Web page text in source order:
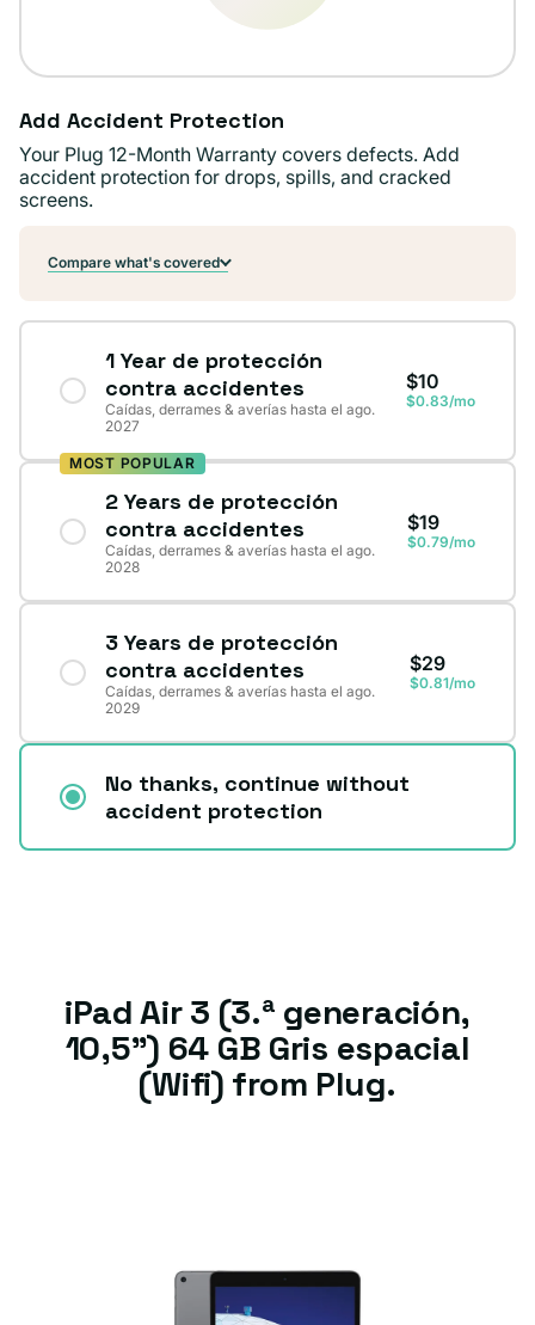
Add Accident Protection
Your Plug 12-Month Warranty covers defects. Add
accident protection for drops, spills, and cracked
screens.
Compare what's covered
1 Year de protección
contra accidentes
Caídas, derrames & averías hasta el ago.
2027
$10
$0.83/mo
MOST POPULAR
2 Years de protección
contra accidentes
Caídas, derrames & averías hasta el ago.
2028
$19
$0.79/mo
3 Years de protección
contra accidentes
Caídas, derrames & averías hasta el ago.
2029
$29
$0.81/mo
No thanks, continue without
accident protection
iPad Air 3 (3.ª generación,
10,5") 64 GB Gris espacial
(Wifi) from Plug.